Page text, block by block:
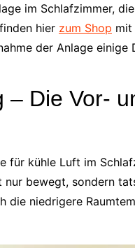
im Schlafzimmer,
hier zum Shop mit
der Anlage einige
Die Vor-
für kühle Luft im
bewegt, sondern
die niedrigere